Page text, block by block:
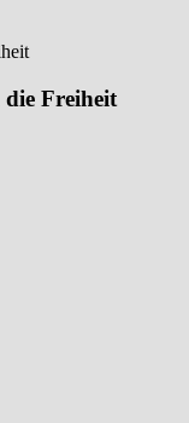
Freiheit